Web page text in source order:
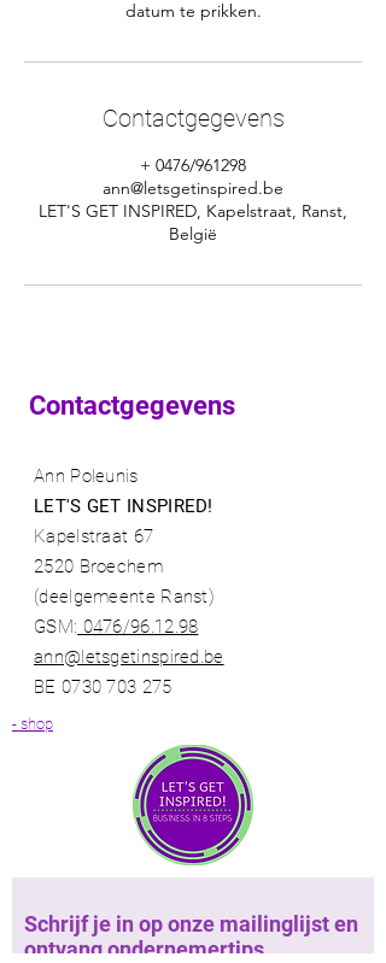
Contactgegevens
+ 0476/961298
ann@letsgetinspired.be
LET'S GET INSPIRED, Kapelstraat, Ranst,
België
Contactgegevens
Ann Poleunis
LET'S GET INSPIRED!
Kapelstraat 67
2520 Broechem
(deelgemeente Ranst)​
GSM: 0476/96.12.98​
ann@letsgetinspired.be
BE 0730 703 275
- shop
Schrijf je in op onze mailinglijst en
ontvang ondernemertips